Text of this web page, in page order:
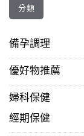
分類
備孕調理
優好物推薦
婦科保健
經期保健